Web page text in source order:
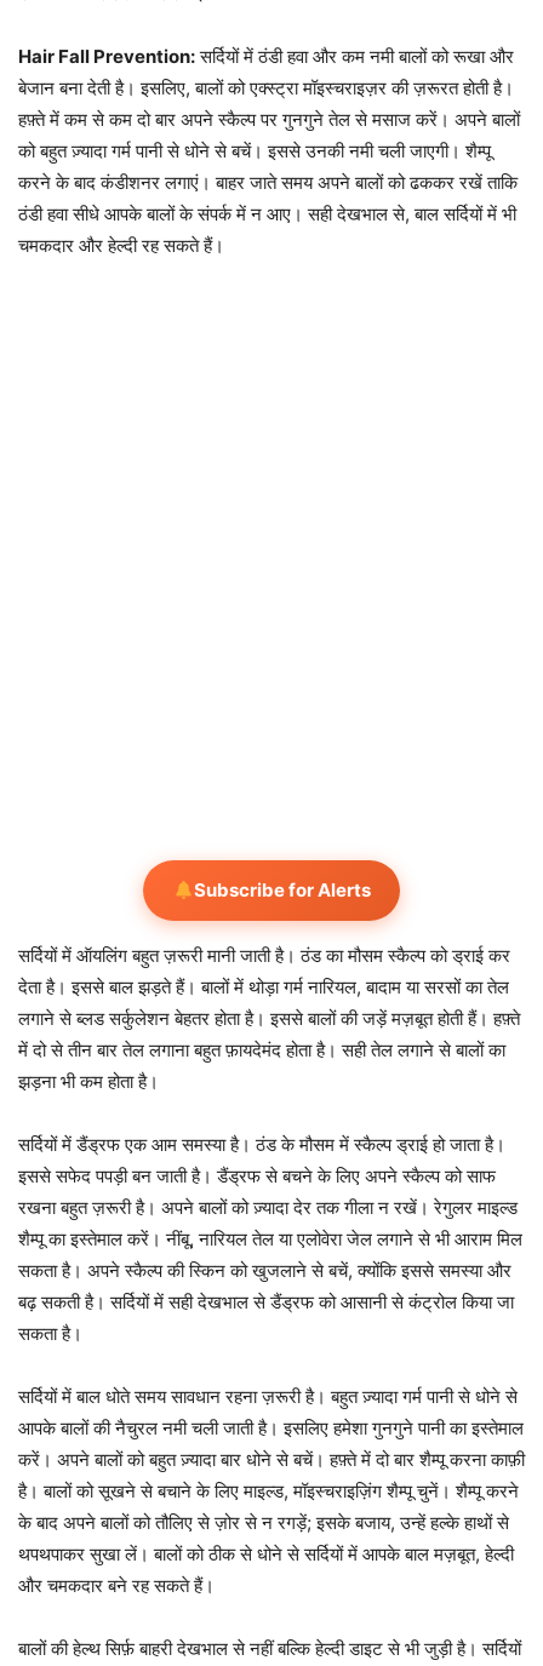
Hair Fall Prevention:सर्दियों में ठंडी हवा और कम नमी बालों को रूखा और
बेजान बना देती है। इसलिए, बालों को एक्स्ट्रा मॉइस्चराइज़र की ज़रूरत होती है।
हफ़्ते में कम से कम दो बार अपने स्कैल्प पर गुनगुने तेल से मसाज करें। अपने बालों
को बहुत ज़्यादा गर्म पानी से धोने से बचें। इससे उनकी नमी चली जाएगी। शैम्पू
करने के बाद कंडीशनर लगाएं। बाहर जाते समय अपने बालों को ढककर रखें ताकि
ठंडी हवा सीधे आपके बालों के संपर्क में न आए। सही देखभाल से, बाल सर्दियों में भी
चमकदार और हेल्दी रह सकते हैं।
Subscribe for Alerts
सर्दियों में ऑयलिंग बहुत ज़रूरी मानी जाती है। ठंड का मौसम स्कैल्प को ड्राई कर
देता है। इससे बाल झड़ते हैं। बालों में थोड़ा गर्म नारियल, बादाम या सरसों का तेल
लगाने से ब्लड सर्कुलेशन बेहतर होता है। इससे बालों की जड़ें मज़बूत होती हैं। हफ़्ते
में दो से तीन बार तेल लगाना बहुत फ़ायदेमंद होता है। सही तेल लगाने से बालों का
झड़ना भी कम होता है।
सर्दियों में डैंड्रफ एक आम समस्या है। ठंड के मौसम में स्कैल्प ड्राई हो जाता है।
इससे सफेद पपड़ी बन जाती है। डैंड्रफ से बचने के लिए अपने स्कैल्प को साफ
रखना बहुत ज़रूरी है। अपने बालों को ज़्यादा देर तक गीला न रखें। रेगुलर माइल्ड
शैम्पू का इस्तेमाल करें। नींबू, नारियल तेल या एलोवेरा जेल लगाने से भी आराम मिल
सकता है। अपने स्कैल्प की स्किन को खुजलाने से बचें, क्योंकि इससे समस्या और
बढ़ सकती है। सर्दियों में सही देखभाल से डैंड्रफ को आसानी से कंट्रोल किया जा
सकता है।
सर्दियों में बाल धोते समय सावधान रहना ज़रूरी है। बहुत ज़्यादा गर्म पानी से धोने से
आपके बालों की नैचुरल नमी चली जाती है। इसलिए हमेशा गुनगुने पानी का इस्तेमाल
करें। अपने बालों को बहुत ज़्यादा बार धोने से बचें। हफ़्ते में दो बार शैम्पू करना काफ़ी
है। बालों को सूखने से बचाने के लिए माइल्ड, मॉइस्चराइज़िंग शैम्पू चुनें। शैम्पू करने
के बाद अपने बालों को तौलिए से ज़ोर से न रगड़ें; इसके बजाय, उन्हें हल्के हाथों से
थपथपाकर सुखा लें। बालों को ठीक से धोने से सर्दियों में आपके बाल मज़बूत, हेल्दी
और चमकदार बने रह सकते हैं।
बालों की हेल्थ सिर्फ़ बाहरी देखभाल से नहीं बल्कि हेल्दी डाइट से भी जुड़ी है। सर्दियों